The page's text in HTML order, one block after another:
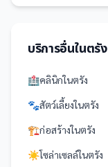
บริการอื่นในตรัง
🏥คลินิกในตรัง
🐾สัตว์เลี้ยงในตรัง
🏗️ก่อสร้างในตรัง
☀️โซล่าเซลล์ในตรัง